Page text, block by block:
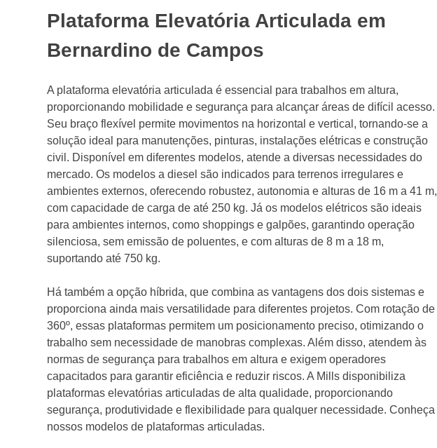
Plataforma Elevatória Articulada em
Bernardino de Campos
A plataforma elevatória articulada é essencial para trabalhos em altura,
proporcionando mobilidade e segurança para alcançar áreas de difícil acesso.
Seu braço flexível permite movimentos na horizontal e vertical, tornando-se a
solução ideal para manutenções, pinturas, instalações elétricas e construção
civil. Disponível em diferentes modelos, atende a diversas necessidades do
mercado. Os modelos a diesel são indicados para terrenos irregulares e
ambientes externos, oferecendo robustez, autonomia e alturas de 16 m a 41 m,
com capacidade de carga de até 250 kg. Já os modelos elétricos são ideais
para ambientes internos, como shoppings e galpões, garantindo operação
silenciosa, sem emissão de poluentes, e com alturas de 8 m a 18 m,
suportando até 750 kg.
Há também a opção híbrida, que combina as vantagens dos dois sistemas e
proporciona ainda mais versatilidade para diferentes projetos. Com rotação de
360º, essas plataformas permitem um posicionamento preciso, otimizando o
trabalho sem necessidade de manobras complexas. Além disso, atendem às
normas de segurança para trabalhos em altura e exigem operadores
capacitados para garantir eficiência e reduzir riscos. A Mills disponibiliza
plataformas elevatórias articuladas de alta qualidade, proporcionando
segurança, produtividade e flexibilidade para qualquer necessidade. Conheça
nossos modelos de plataformas articuladas.